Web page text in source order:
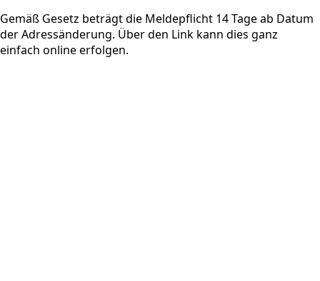
Gemäß Gesetz beträgt die Meldepflicht 14 Tage ab Datum
der Adressänderung. Über den Link kann dies ganz
einfach online erfolgen.